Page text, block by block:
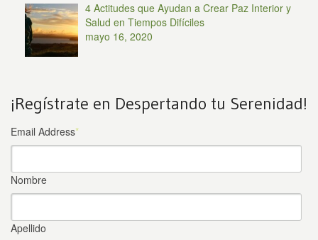
4 Actitudes que Ayudan a Crear Paz Interior y
Salud en Tiempos Difíciles
mayo 16, 2020
¡Regístrate en Despertando tu Serenidad!
Email Address*
Nombre
Apellido